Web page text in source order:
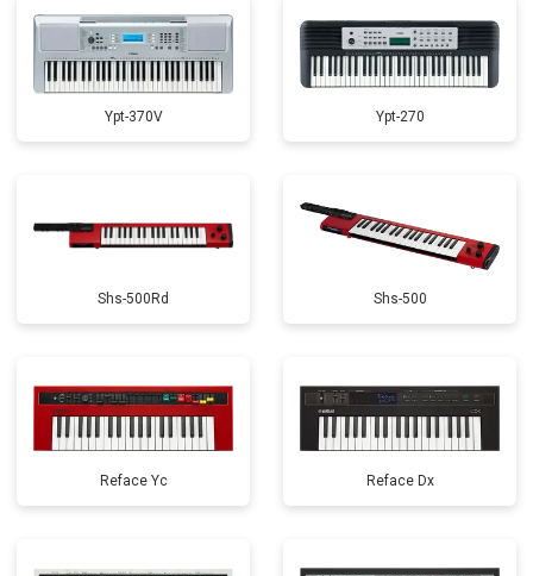
Ypt-370V Ypt-270
Shs-500Rd Shs-500
Reface Yc Reface Dx